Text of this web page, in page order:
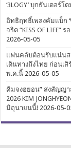
‘3LOGY’ บุกธันเดอร์โ
อิทธิฤทธิ์เพลงคัมแบ็ก
จริต “KISS OF LIFE”
2026-05-05
แฟนคลับต้อนรับแน่นส
เดินทางถึงไทย ก่อนเสิ
พ.ค.นี้ 2026-05-05
คิมจงฮยอน” ส่งสัญญ
2026 KIM
มิถุนายนนี้! 2026-05-